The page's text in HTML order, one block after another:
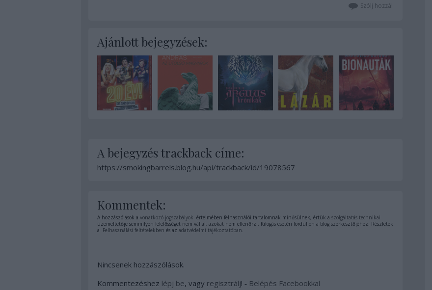
Szólj hozzá!
Ajánlott bejegyzések:
A bejegyzés trackback címe:
https://smokingbarrels.blog.hu/api/trackback/id/19078567
Kommentek:
A hozzászólások a vonatkozó jogszabályok értelmében felhasználói tartalomnak minősülnek, értük a szolgáltatás technikai
üzemeltetője semmilyen felelősséget nem vállal, azokat nem ellenőrzi. Kifogás esetén forduljon a blog szerkesztőjéhez. Részletek
a Felhasználási feltételekben és az adatvédelmi tájékoztatóban.
Nincsenek hozzászólások.
Kommentezéshez lépj be, vagy regisztrálj! ‐ Belépés Facebookkal